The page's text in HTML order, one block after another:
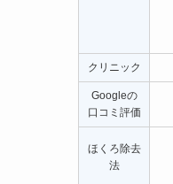
クリニック
Googleの
口コミ評価
ほくろ除去
法